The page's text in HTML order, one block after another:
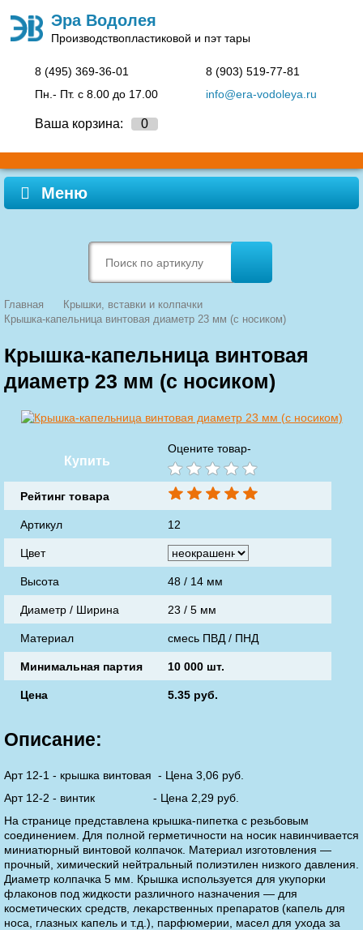
Эра Водолея
Производствопластиковой и пэт тары
8 (495) 369-36-01
Пн.- Пт. c 8.00 до 17.00
8 (903) 519-77-81
info@era-vodoleya.ru
Ваша корзина: 0
Меню
Главная
Крышки, вставки и колпачки
Крышка-капельница винтовая диаметр 23 мм (с носиком)
Крышка-капельница винтовая
диаметр 23 мм (с носиком)
Купить
Оцените товар-
Рейтинг товара
Артикул 12
Цвет
Высота 48 / 14 мм
Диаметр / Ширина 23 / 5 мм
Материал смесь ПВД / ПНД
Минимальная партия 10 000 шт.
Цена 5.35 руб.
Описание:
Арт 12-1 - крышка винтовая - Цена 3,06 руб.
Арт 12-2 - винтик - Цена 2,29 руб.
На странице представлена крышка-пипетка с резьбовым
соединением. Для полной герметичности на носик навинчивается
миниатюрный винтовой колпачок. Материал изготовления —
прочный, химический нейтральный полиэтилен низкого давления.
Диаметр колпачка 5 мм. Крышка используется для укупорки
флаконов под жидкости различного назначения — для
косметических средств, лекарственных препаратов (капель для
носа, глазных капель и т.д.), парфюмерии, масел для ухода за